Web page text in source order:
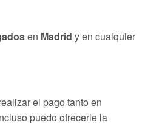
en Madrid y en cualquier
el pago tanto en
puedo ofrecerle la